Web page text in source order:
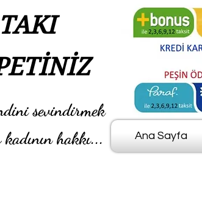
sevindirmek
hakkı...
Ana Sayfa